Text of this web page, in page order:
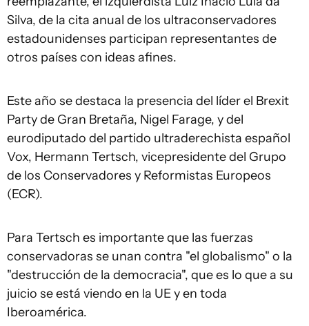
Silva, de la cita anual de los ultraconservadores
estadounidenses participan representantes de
otros países con ideas afines.
Este año se destaca la presencia del líder el Brexit
Party de Gran Bretaña, Nigel Farage, y del
eurodiputado del partido ultraderechista español
Vox, Hermann Tertsch, vicepresidente del Grupo
de los Conservadores y Reformistas Europeos
(ECR).
Para Tertsch es importante que las fuerzas
conservadoras se unan contra "el globalismo" o la
"destrucción de la democracia", que es lo que a su
juicio se está viendo en la UE y en toda
Iberoamérica.